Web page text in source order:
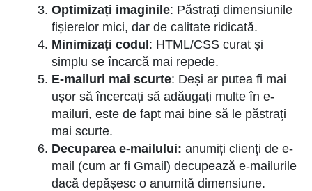
Optimizați imaginile: Păstrați dimensiunile
fișierelor mici, dar de calitate ridicată.
Minimizați codul: HTML/CSS curat și
simplu se încarcă mai repede.
E-mailuri mai scurte: Deși ar putea fi mai
ușor să încercați să adăugați multe în e-
mailuri, este de fapt mai bine să le păstrați
mai scurte.
Decuparea e-mailului: anumiți clienți de e-
mail (cum ar fi Gmail) decupează e-mailurile
dacă depășesc o anumită dimensiune.